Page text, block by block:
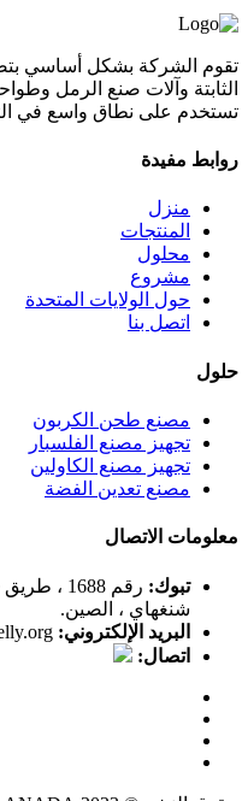
تقوم الشركة بشكل أساسي
الثابتة وآلات صنع الرمل
تستخدم على نطاق واسع في
روابط مفيدة
منزل
المنتجات
محلول
مشروع
حول الولايات المتحدة
اتصل بنا
حلول
مصنع طحن الكربون
تجهيز مصنع الفلسبار
تجهيز مصنع الكاولين
مصنع تعدين الفضة
معلومات الاتصال
تبوك:
شنغهاي ، الصين.
البريد الإلكتروني:
اتصال: